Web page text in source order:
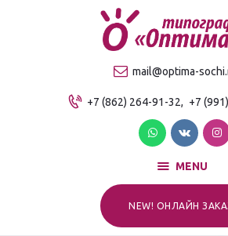
mail@optima-
+7 (862) 264-91-32, +7
MENU
NEW! ОНЛАЙН
Качественная типография в
О компании
Продукция
Услуги
Прайс-лист
Для клиентов